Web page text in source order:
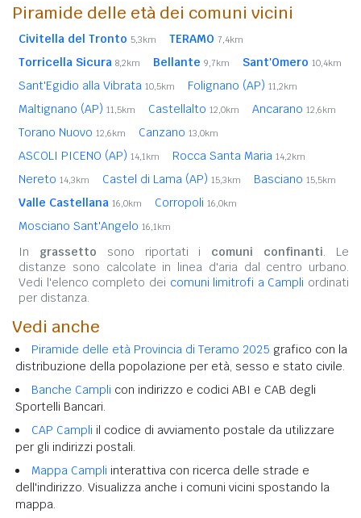
Piramide delle età dei comuni vicini
Civitella del Tronto 5,3km TERAMO 7,4km
Torricella Sicura 8,2km Bellante 9,7km Sant'Omero 10,4km
Sant'Egidio alla Vibrata 10,5km Folignano (AP) 11,2km
Maltignano (AP) 11,5km Castellalto 12,0km Ancarano 12,6km
Torano Nuovo 12,6km Canzano 13,0km
ASCOLI PICENO (AP) 14,1km Rocca Santa Maria 14,2km
Nereto 14,3km Castel di Lama (AP) 15,3km Basciano 15,5km
Valle Castellana 16,0km Corropoli 16,0km
Mosciano Sant'Angelo 16,1km
In grassetto sono riportati i comuni confinanti. Le
distanze sono calcolate in linea d'aria dal centro urbano.
Vedi l'elenco completo dei comuni limitrofi a Campli ordinati
per distanza.
Vedi anche
Piramide delle età Provincia di Teramo 2025 grafico con la
distribuzione della popolazione per età, sesso e stato civile.
Banche Campli con indirizzo e codici ABI e CAB degli
Sportelli Bancari.
CAP Campli il codice di avviamento postale da utilizzare
per gli indirizzi postali.
Mappa Campli interattiva con ricerca delle strade e
dell'indirizzo. Visualizza anche i comuni vicini spostando la
mappa.